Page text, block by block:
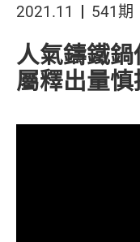
2021.11 541期
人氣鑄鐵
屬釋出量